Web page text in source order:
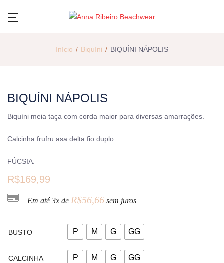
Início Biquíni BIQUÍNI NÁPOLIS
BIQUÍNI NÁPOLIS
Biquíni meia taça com corda maior para diversas amarrações.
Calcinha frufru asa delta fio duplo.
FÚCSIA.
R$169,99
Em até 3x de R$56,66 sem juros
BUSTO P M G GG
CALCINHA P M G GG